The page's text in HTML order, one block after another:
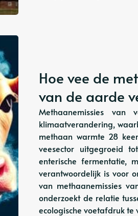
Hoe vee de
van de aarde
Methaanemissies
klimaatverandering,
methaan warmte 28
veesector uitgegroeid
enterische fermentatie,
verantwoordelijk is voor
van methaanemissies
onderzoekt de relatie
ecologische voetafdruk